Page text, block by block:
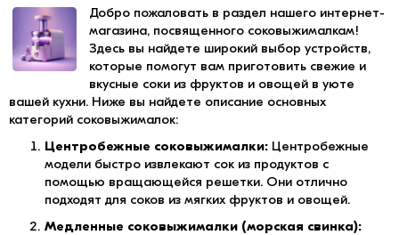
Добро пожаловать в раздел нашего интернет-
магазина, посвященного соковыжималкам!
Здесь вы найдете широкий выбор устройств,
которые помогут вам приготовить свежие и
вкусные соки из фруктов и овощей в уюте
вашей кухни. Ниже вы найдете описание основных
категорий соковыжималок:
Центробежные соковыжималки: Центробежные
модели быстро извлекают сок из продуктов с
помощью вращающейся решетки. Они отлично
подходят для соков из мягких фруктов и овощей.
Медленные соковыжималки (морская свинка):